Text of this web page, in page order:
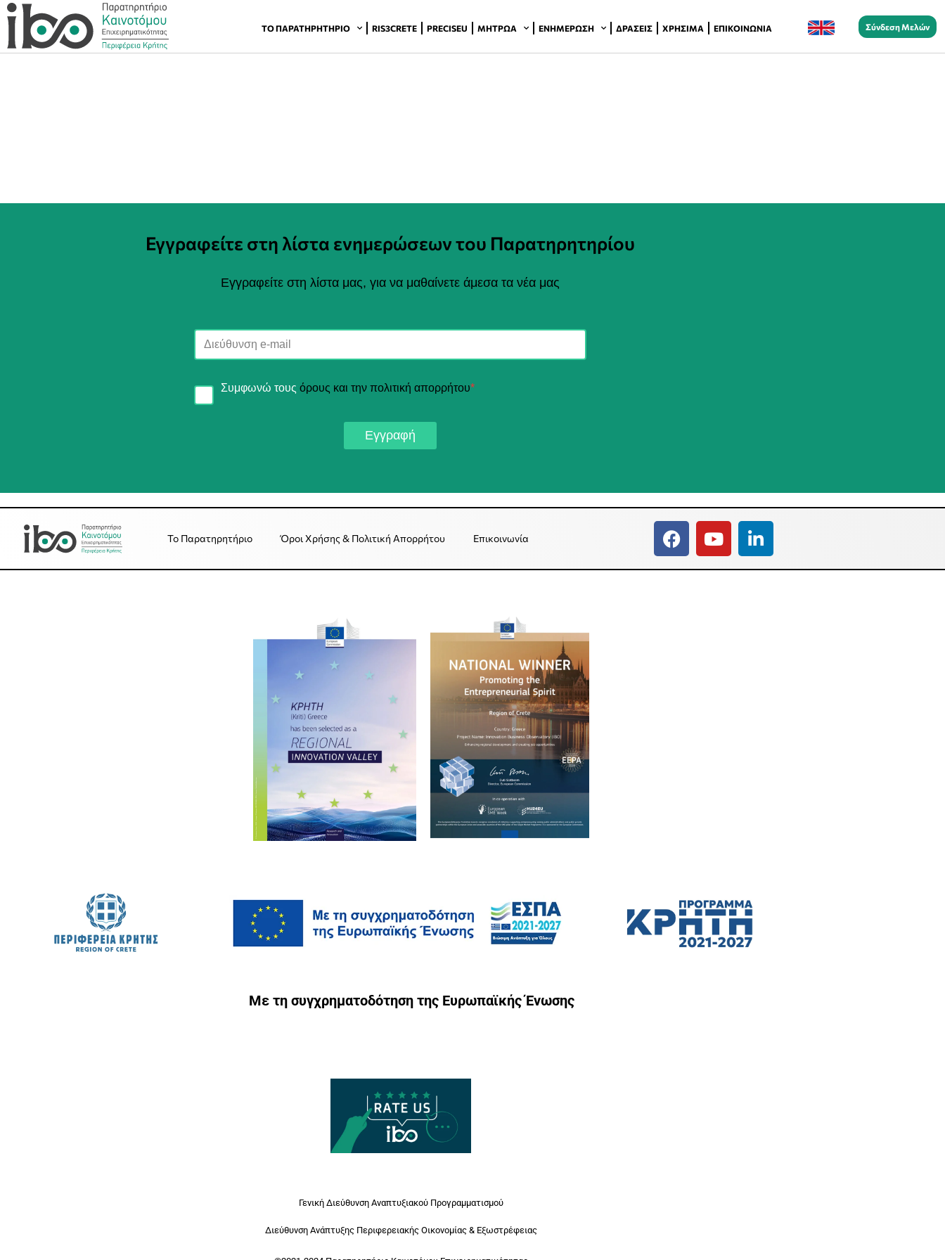
ΤΟ ΠΑΡΑΤΗΡΗΤΉΡΙΟ RIS3CRETE PRECISEU ΜΗΤΡΏΑ ΕΝΗΜΈΡΩΣΗ ΔΡΆΣΕΙΣ ΧΡΉΣΙΜΑ ΕΠΙΚΟΙΝΩΝΊΑ Σύνδεση Μελών
Εγγραφείτε στη λίστα ενημερώσεων του Παρατηρητηρίου
Εγγραφείτε στη λίστα μας, για να μαθαίνετε άμεσα τα νέα μας
Συμφωνώ τουςόρους και την πολιτική απορρήτου*
Εγγραφή
Το Παρατηρητήριο Όροι Χρήσης & Πολιτική Απορρήτου Επικοινωνία
Με τη συγχρηματοδότηση της Ευρωπαϊκής Ένωσης
Γενική Διεύθυνση Αναπτυξιακού Προγραμματισμού
Διεύθυνση Ανάπτυξης Περιφερειακής Οικονομίας & Εξωστρέφειας